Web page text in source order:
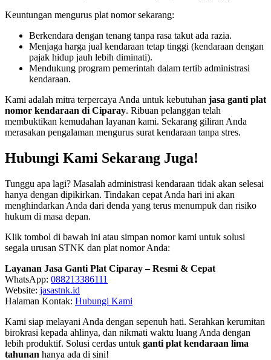
Keuntungan mengurus plat nomor sekarang:
Berkendara dengan tenang tanpa rasa takut ada razia.
Menjaga harga jual kendaraan tetap tinggi (kendaraan dengan
pajak hidup jauh lebih diminati).
Mendukung program pemerintah dalam tertib administrasi
kendaraan.
Kami adalah mitra terpercaya Anda untuk kebutuhan jasa ganti plat
nomor kendaraan di Ciparay. Ribuan pelanggan telah
membuktikan kemudahan layanan kami. Sekarang giliran Anda
merasakan pengalaman mengurus surat kendaraan tanpa stres.
Hubungi Kami Sekarang Juga!
Tunggu apa lagi? Masalah administrasi kendaraan tidak akan selesai
hanya dengan dipikirkan. Tindakan cepat Anda hari ini akan
menghindarkan Anda dari denda yang terus menumpuk dan risiko
hukum di masa depan.
Klik tombol di bawah ini atau simpan nomor kami untuk solusi
segala urusan STNK dan plat nomor Anda:
Layanan Jasa Ganti Plat Ciparay – Resmi & Cepat
WhatsApp: 088213386111
Website: jasastnk.id
Halaman Kontak: Hubungi Kami
Kami siap melayani Anda dengan sepenuh hati. Serahkan kerumitan
birokrasi kepada ahlinya, dan nikmati waktu luang Anda dengan
lebih produktif. Solusi cerdas untuk ganti plat kendaraan lima
tahunan hanya ada di sini!